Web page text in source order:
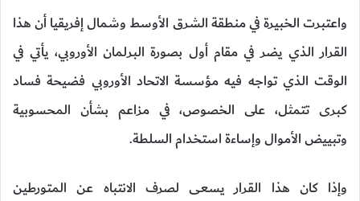
واعتبرت الخبيرة في منطقة الشرق الأوسط وشمال إفريقيا أن هذا
القرار الذي يضر في مقام أول بصورة البرلمان الأوروبي، يأتي في
الوقت الذي تواجه فيه مؤسسة الاتحاد الأوروبي فضيحة فساد
كبرى تتمثل، على الخصوص، في مزاعم بشأن المحسوبية
وتبييض الأموال وإساءة استخدام السلطة.
وإذا كان هذا القرار يسعى لصرف الانتباه عن المتورطين